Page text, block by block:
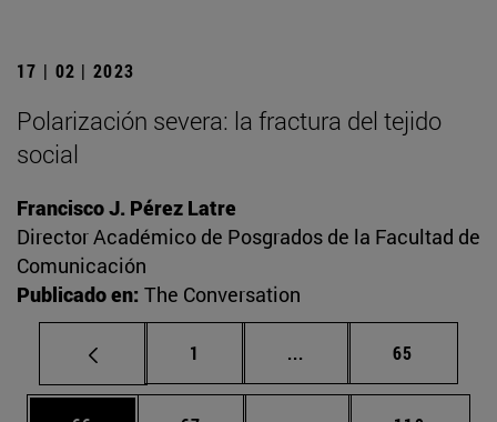
17 | 02 | 2023
Polarización severa: la fractura del tejido
social
Francisco J. Pérez Latre
Director Académico de Posgrados de la Facultad de
Comunicación
Publicado en: The Conversation
Página
1 ... Páginas intermedias
Página
65